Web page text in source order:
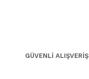
GÜVENLİ ALIŞVERİŞ